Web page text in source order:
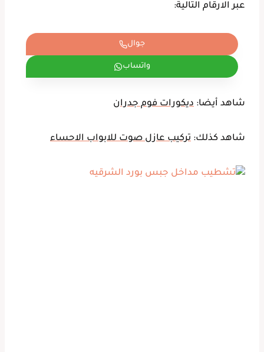
عبر الارقام التالية:
جوال
واتساب
شاهد أيضا: ديكورات فوم جدران
شاهد كذلك: تركيب عازل صوت للابواب الاحساء